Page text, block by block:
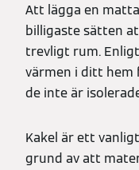
Att lägga en
billigaste sätten
trevligt rum.
värmen i ditt hem
de inte är
Kakel är ett
grund av att